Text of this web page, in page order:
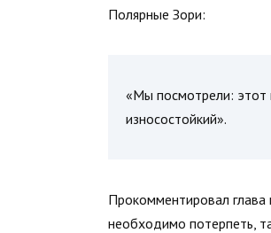
Полярные Зори:
«Мы посмотрели: этот
износостойкий».
Прокомментировал
необходимо потерпеть,